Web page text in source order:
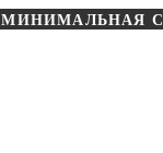
МИНИМАЛЬНАЯ